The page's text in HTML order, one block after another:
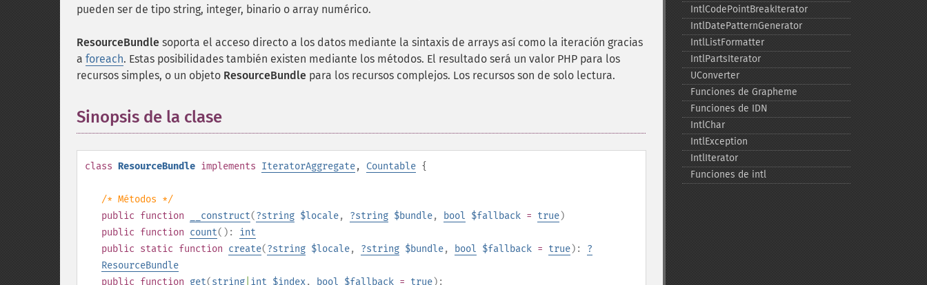
pueden ser de tipo string, integer, binario o array numérico.
ResourceBundle soporta el acceso directo a los datos mediante la sintaxis de arrays así como la iteración gracias
a foreach. Estas posibilidades también existen mediante los métodos. El resultado será un valor PHP para los
recursos simples, o un objeto ResourceBundle para los recursos complejos. Los recursos son de solo lectura.
Sinopsis de la clase
class ResourceBundle implements IteratorAggregate, Countable {
/* Métodos */
public function __construct(?string $locale, ?string $bundle, bool $fallback = true)
public function count(): int
public static function create(?string $locale, ?string $bundle, bool $fallback = true): ?
ResourceBundle
public function get(string int $index, bool $fallback = true):
IntlCodePointBreakIterator
IntlDatePatternGenerator
IntlListFormatter
IntlPartsIterator
UConverter
Funciones de Grapheme
Funciones de IDN
IntlChar
IntlException
IntlIterator
Funciones de intl